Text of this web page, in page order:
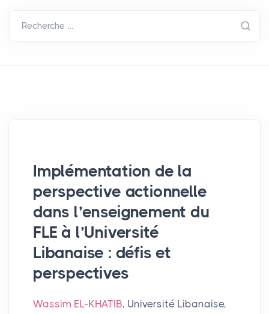
Recherche …
Implémentation de la
perspective actionnelle
dans l’enseignement du
FLE à l’Université
Libanaise : défis et
perspectives
Wassim EL-KHATIB, Université Libanaise,